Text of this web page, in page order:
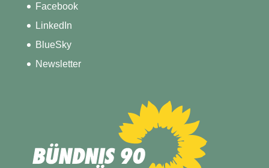
Facebook
LinkedIn
BlueSky
Newsletter